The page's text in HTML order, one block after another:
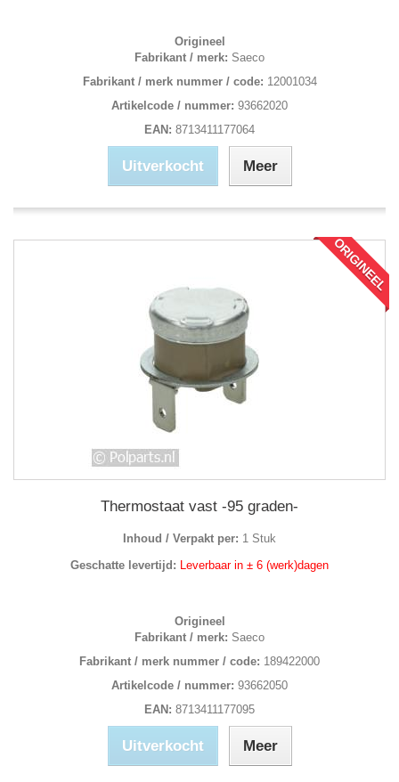
Origineel
Fabrikant / merk: Saeco
Fabrikant / merk nummer / code: 12001034
Artikelcode / nummer: 93662020
EAN: 8713411177064
Uitverkocht Meer
ORIGINEEL
Thermostaat vast -95 graden-
Inhoud / Verpakt per: 1 Stuk
Geschatte levertijd: Leverbaar in ± 6 (werk)dagen
Origineel
Fabrikant / merk: Saeco
Fabrikant / merk nummer / code: 189422000
Artikelcode / nummer: 93662050
EAN: 8713411177095
Uitverkocht Meer